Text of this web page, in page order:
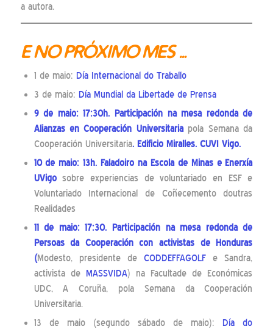
a autora.
E NO PRÓXIMO MES …
1 de maio: Día Internacional do Traballo
3 de maio: Día Mundial da Libertade de Prensa
9 de maio: 17:30h. Participación na mesa redonda de
Alianzas en Cooperación Universitaria pola Semana da
Cooperación Universitaria. Edificio Miralles. CUVI Vigo.
10 de maio: 13h. Faladoiro na Escola de Minas e Enerxía
UVigosobre experiencias de voluntariado en ESF e
Voluntariado Internacional de Coñecemento doutras
Realidades
11 de maio: 17:30. Participación na mesa redonda de
Persoas da Cooperación con activistas de Honduras
(Modesto, presidente deCODDEFFAGOLF e Sandra,
activista de MASSVIDA) na Facultade de Económicas
UDC, A Coruña, pola Semana da Cooperación
Universitaria.
13 de maio (segundo sábado de maio): Día do